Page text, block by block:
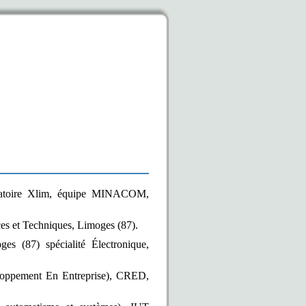
Xlim, équipe MINACOM,
et Techniques, Limoges (87).
(87) spécialité Électronique,
En Entreprise), CRED,